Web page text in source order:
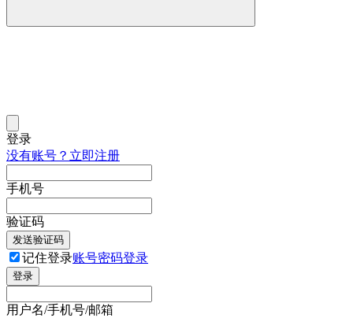
登录
没有账号？立即注册
手机号
验证码
发送验证码
记住登录账号密码登录
登录
用户名/手机号/邮箱